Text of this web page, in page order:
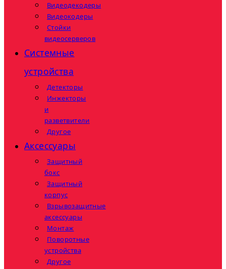
Видеодекодеры
Видеокодеры
Стойки
видеосерверов
Системные
устройства
Детекторы
Инжекторы
и
разветвители
Другое
Аксессуары
Защитный
бокс
Защитный
корпус
Взрывозащитные
аксессуары
Монтаж
Поворотные
устройства
Другое